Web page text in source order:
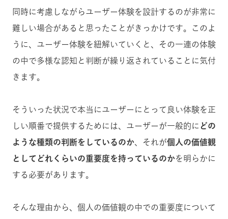
同時に考慮しながらユーザー体験を設計するのが非常に
難しい場合があると思ったことがきっかけです。このよ
うに、 ユーザー体験を紐解いていくと、その一連の体験
の中で多様な認知と判断が繰り返されていることに気付
きます。
そういった状況で本当にユーザーにとって良い体験を正
しい順番で提供するためには、ユーザーが一般的に どの
ような種類の判断をしているのか 、それが個人の価値観
としてどれくらいの重要度を持っているのかを明らかに
する必要があります。
そんな理由から、個人の価値観の中での重要度について